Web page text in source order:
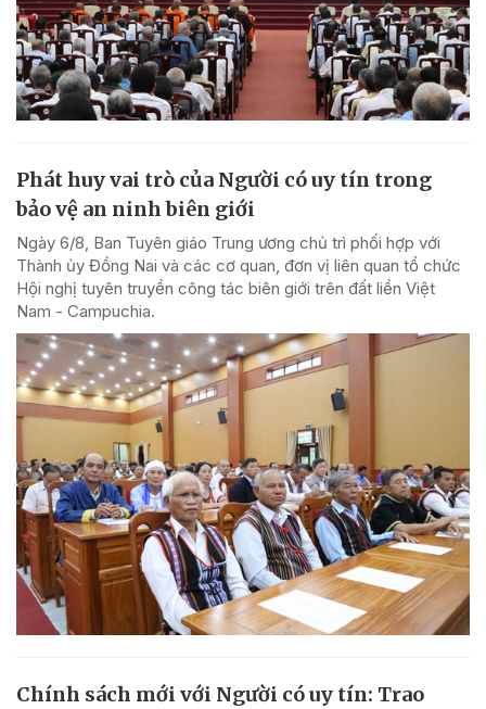
Phát huy vai trò của Người có uy tín trong
bảo vệ an ninh biên giới
Ngày 6/8, Ban Tuyên giáo Trung ương chủ trì phối hợp với
Thành ủy Đồng Nai và các cơ quan, đơn vị liên quan tổ chức
Hội nghị tuyên truyền công tác biên giới trên đất liền Việt
Nam - Campuchia.
Chính sách mới với Người có uy tín: Trao